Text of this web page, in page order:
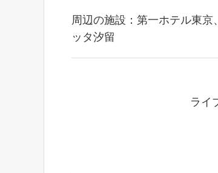
周辺の施設：第一ホテル東
ッタ汐留
ライ